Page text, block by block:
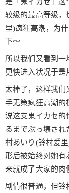
较级的最高等级，
里)疯狂高潮，为
下〜
所以我们又看到一
更快进入状况于是
太棒了，这样我们
手无策疯狂高潮的
说这支鬼イカセ的
るまでぶっ壊さ
村あいり(铃村爱
形后被始终对她有
来就成了大家的
剧情很普通，但铃